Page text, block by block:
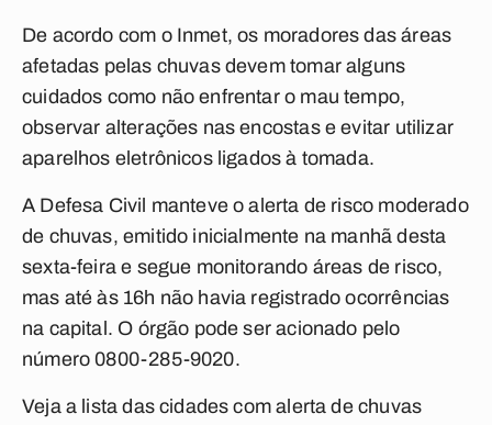
De acordo com o Inmet, os moradores das áreas
afetadas pelas chuvas devem tomar alguns
cuidados como não enfrentar o mau tempo,
observar alterações nas encostas e evitar utilizar
aparelhos eletrônicos ligados à tomada.
A Defesa Civil manteve o alerta de risco moderado
de chuvas, emitido inicialmente na manhã desta
sexta-feira e segue monitorando áreas de risco,
mas até às 16h não havia registrado ocorrências
na capital. O órgão pode ser acionado pelo
número 0800-285-9020.
Veja a lista das cidades com alerta de chuvas